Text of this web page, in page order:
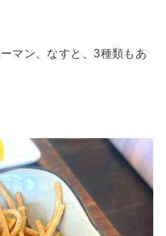
マン、なすと、3種類もあ